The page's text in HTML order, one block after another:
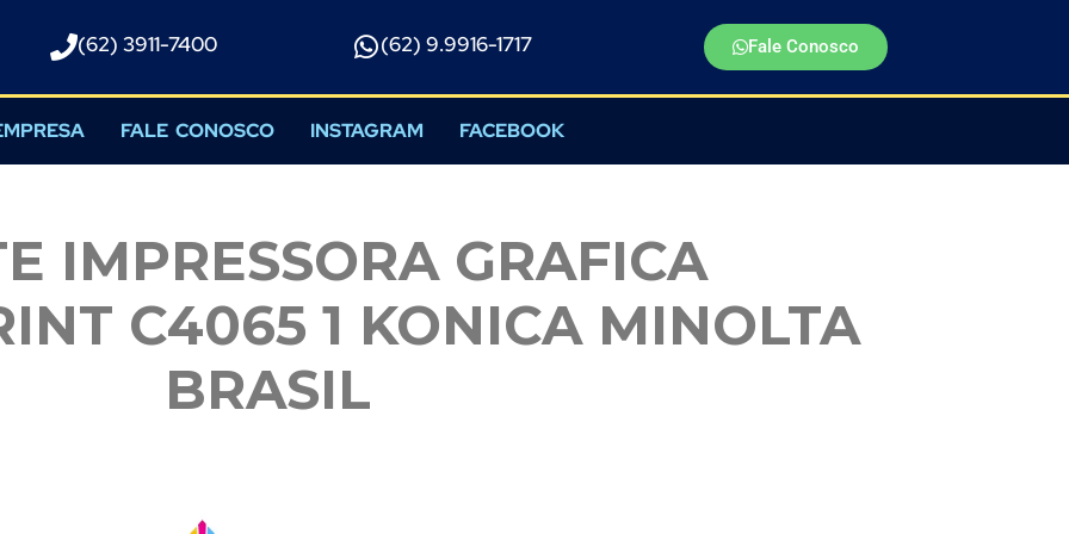
(62) 3911-7400 (62) 9.9916-1717​ Fale Conosco
FALE CONOSCO INSTAGRAM FACEBOOK
IMPRESSORA GRAFICA
C4065 1 KONICA MINOLTA
BRASIL